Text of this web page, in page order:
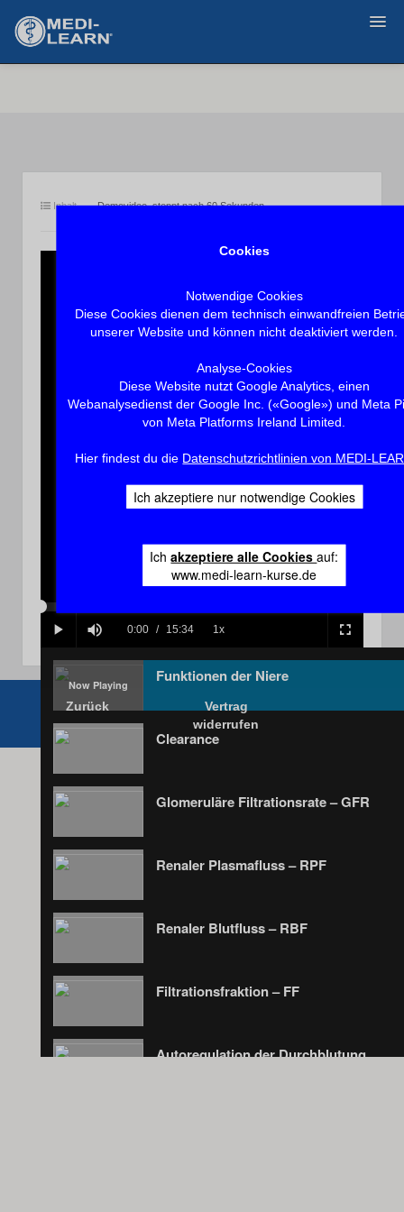
Cookies
Notwendige Cookies
Diese Cookies dienen dem technisch einwandfreien
unserer Website und können nicht deaktiviert werden.
Analyse-Cookies
Diese Website nutzt Google Analytics, einen
Webanalysedienst der Google Inc. («Google») und Meta
von Meta Platforms Ireland Limited.
Hier findest du die Datenschutzrichtlinien von MEDI-
Ich akzeptiere nur notwendige Cookies
Ichakzeptiere alle Cookiesauf:
www.medi-learn-kurse.de
Inhalt Demovideo, stoppt nach 60 Sekunden.
Play
Video
Play Mute Current
0:00 / Duration
15:34
Loaded
0%
Progress
0%
Playback
1x Fullscreen
Funktionen der Niere
Clearance
Glomeruläre Filtrationsrate – GFR
Renaler Plasmafluss – RPF
Renaler Blutfluss – RBF
Filtrationsfraktion – FF
Autoregulation der Durchblutung
Zurück
Vertrag
widerrufen